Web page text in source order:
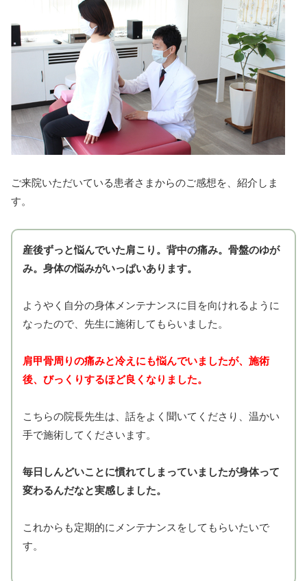
ご来院いただいている患者さまからのご感想を、紹介しま
す。
産後ずっと悩んでいた肩こり。背中の痛み。骨盤のゆが
み。身体の悩みがいっぱいあります。
ようやく自分の身体メンテナンスに目を向けれるように
なったので、先生に施術してもらいました。
肩甲骨周りの痛みと冷えにも悩んでいましたが、施術
後、びっくりするほど良くなりました。
こちらの院長先生は、話をよく聞いてくださり、温かい
手で施術してくださいます。
毎日しんどいことに慣れてしまっていましたが身体って
変わるんだなと実感しました。
これからも定期的にメンテナンスをしてもらいたいで
す。